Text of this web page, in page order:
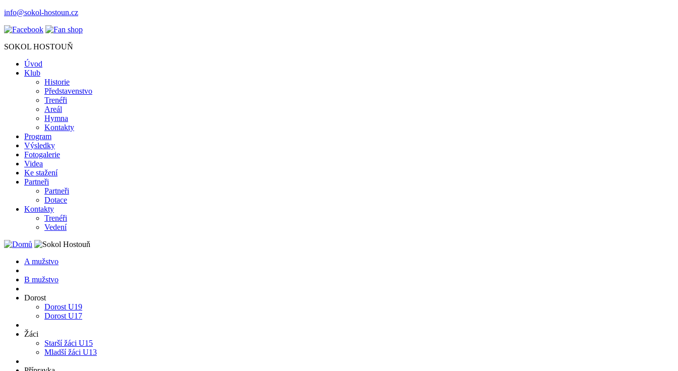
info@sokol-hostoun.cz
SOKOL HOSTOUŇ
Úvod
Klub
Historie
Představenstvo
Trenéři
Areál
Hymna
Kontakty
Program
Výsledky
Fotogalerie
Videa
Ke stažení
Partneři
Partneři
Dotace
Kontakty
Trenéři
Vedení
A mužstvo
B mužstvo
Dorost
Dorost U19
Dorost U17
Žáci
Starší žáci U15
Mladší žáci U13